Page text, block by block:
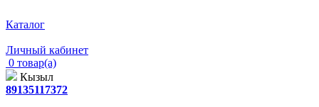
Каталог
Личный кабинет
0 товар(а)
Кызыл
89135117372